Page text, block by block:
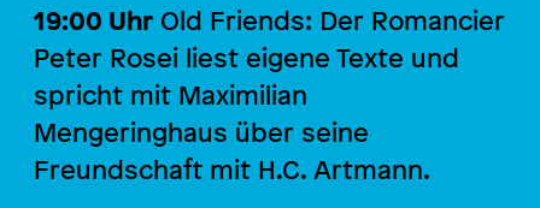
19:00 Uhr Old Friends: Der Romancier
Peter Rosei liest eigene Texte und
spricht mit Maximilian
Mengeringhaus über seine
Freundschaft mit H.C. Artmann.